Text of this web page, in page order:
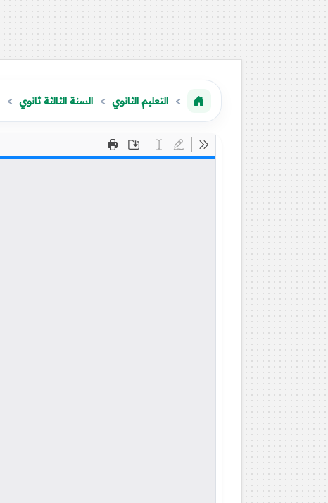
التعليم الثانوي السنة الثالثة ثانوي